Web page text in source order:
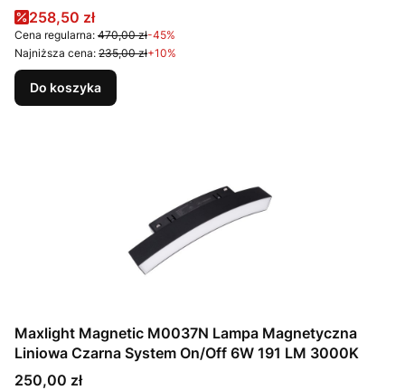
2700/5000K
Cena promocyjna
258,50 zł
Cena regularna: 470,00 zł-45%
Najniższa cena: 235,00 zł+10%
Do koszyka
Maxlight Magnetic M0037N Lampa Magnetyczna
Liniowa Czarna System On/Off 6W 191 LM 3000K
Cena
250,00 zł